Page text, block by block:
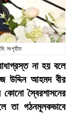
সংগৃহীত
না হয় বলে
উদ্দিন আহমদ বীর
স্বৈরশাসনের
তা গঠনমূলকভাবে